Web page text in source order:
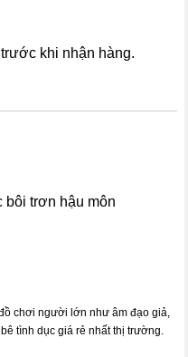
khi nhận hàng.
bôi trơn hậu môn
chơi người lớn như âm đạo giả,
tình dục giá rẻ nhất thị trường.